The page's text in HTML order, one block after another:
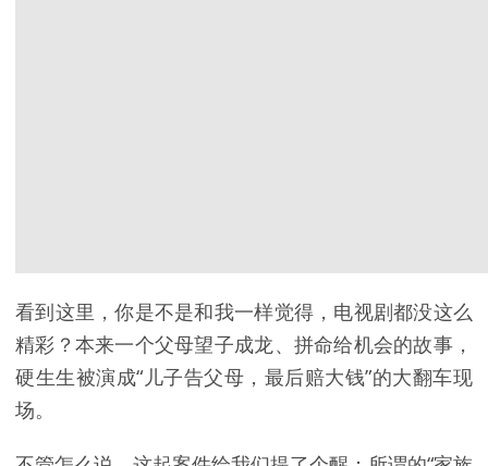
看到这里，你是不是和我一样觉得，电视剧都没这么
精彩？本来一个父母望子成龙、拼命给机会的故事，
硬生生被演成“儿子告父母，最后赔大钱”的大翻车现
场。